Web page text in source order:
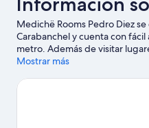
Medichë Rooms Pedro Diez
Carabanchel y cuenta con
metro. Además de visitar
Real de Madrid y Plaza de
apetece disfrutar de un evento
Mostrar más